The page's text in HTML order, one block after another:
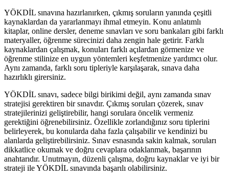
YÖKDİL sınavına hazırlanırken, çıkmış soruların yanında çeşitli
kaynaklardan da yararlanmayı ihmal etmeyin. Konu anlatımlı
kitaplar, online dersler, deneme sınavları ve soru bankaları gibi farklı
materyaller, öğrenme sürecinizi daha zengin hale getirir. Farklı
kaynaklardan çalışmak, konuları farklı açılardan görmenize ve
öğrenme stilinize en uygun yöntemleri keşfetmenize yardımcı olur.
Aynı zamanda, farklı soru tipleriyle karşılaşarak, sınava daha
hazırlıklı girersiniz.
YÖKDİL sınavı, sadece bilgi birikimi değil, aynı zamanda sınav
stratejisi gerektiren bir sınavdır. Çıkmış soruları çözerek, sınav
stratejilerinizi geliştirebilir, hangi sorulara öncelik vermeniz
gerektiğini öğrenebilirsiniz. Özellikle zorlandığınız soru tiplerini
belirleyerek, bu konularda daha fazla çalışabilir ve kendinizi bu
alanlarda geliştirebilirsiniz. Sınav esnasında sakin kalmak, soruları
dikkatlice okumak ve doğru cevaplara odaklanmak, başarının
anahtarıdır. Unutmayın, düzenli çalışma, doğru kaynaklar ve iyi bir
strateji ile YÖKDİL sınavında başarılı olabilirsiniz.